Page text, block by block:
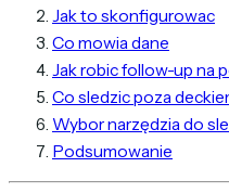
Jak to skonfigurowac
Co mowia dane
Jak robic follow-up na
Co sledzic poza
Wybor narzędzia do
Podsumowanie